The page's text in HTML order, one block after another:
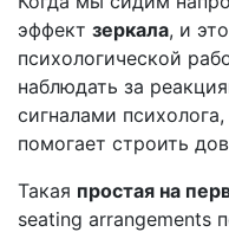
эффект зеркала, и
психологической
наблюдать за
сигналами
помогает строить
Такая простая на
seating arrangements